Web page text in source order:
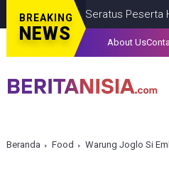
BREAKING
NEWS
Seratus Peserta Hadiri
About Us
Beranda Food Warung Joglo Si Embah